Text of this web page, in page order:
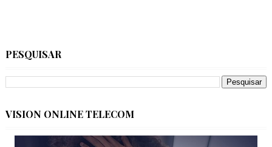
PESQUISAR
VISION ONLINE TELECOM